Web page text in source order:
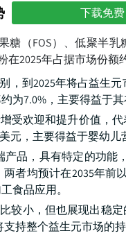
下载免费
（FOS）、低聚半乳
2025年占据市场份额
，到2025年将占益生
为7.0%，主要得益于
受欢迎和提升价值，
元，主要得益于婴幼儿
品，具有特定的功能
者均预计在2035年
食品应用。
较小，但也展现出稳
持整个益生元市场的持